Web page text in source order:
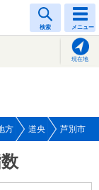
検索 メニュー
現在地
方 道央 芦別市